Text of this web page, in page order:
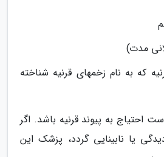
مدت)
که به نام زخمهای قرنیه شناخته
احتیاج به پیوند قرنیه باشد. اگر
یا نابینایی گردد، پزشک این